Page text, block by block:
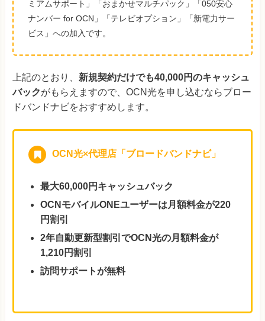
ミアムサポート」「おまかせマルチパック」「050安心
ナンバー for OCN」「テレビオプション」「新電力サー
ビス」への加入です。
上記のとおり、 新規契約だけでも40,000円のキャッシュ
バックがもらえますので、OCN光を申し込むならブロー
ドバンドナビをおすすめします。
OCN光×代理店「ブロードバンドナビ」
最大60,000円キャッシュバック
OCNモバイルONEユーザーは月額料金が220
円割引
2年自動更新型割引でOCN光の月額料金が
1,210円割引
訪問サポートが無料